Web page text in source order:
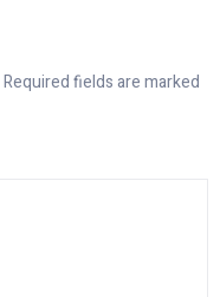
Required fields are marked